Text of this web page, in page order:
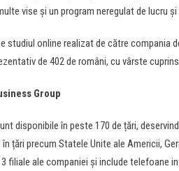
vise și un program neregulat de lucru și
studiul online realizat de către compania
de 402 de români, cu vârste
Group
disponibile în peste 170 de țări,
țări precum Statele Unite ale Americii,
filiale ale companiei și include telefoane